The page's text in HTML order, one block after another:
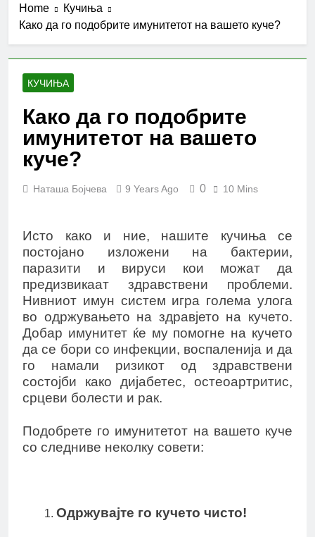
Home
Кучиња
Како да го подобрите имунитетот на вашето куче?
КУЧИЊА
Како да го подобрите
имунитетот на вашето
куче?
Наташа Бојчева 9 Years Ago 0 10 Mins
Исто како и ние, нашите кучиња се
постојано изложени на бактерии,
паразити и вируси кои можат да
предизвикаат здравствени проблеми.
Нивниот имун систем игра голема улога
во одржувањето на здравјето на кучето.
Добар имунитет ќе му помогне на кучето
да се бори со инфекции, воспаленија и да
го намали ризикот од здравствени
состојби како дијабетес, остеоартритис,
срцеви болести и рак.
Подобрете го имунитетот на вашето куче
со следниве неколку совети:
Одржувајте го кучето чисто!